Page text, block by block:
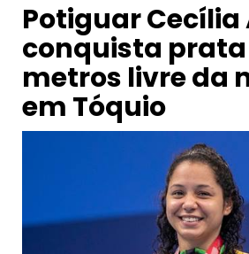
Potiguar
conquista prata
metros livre da
em Tóquio